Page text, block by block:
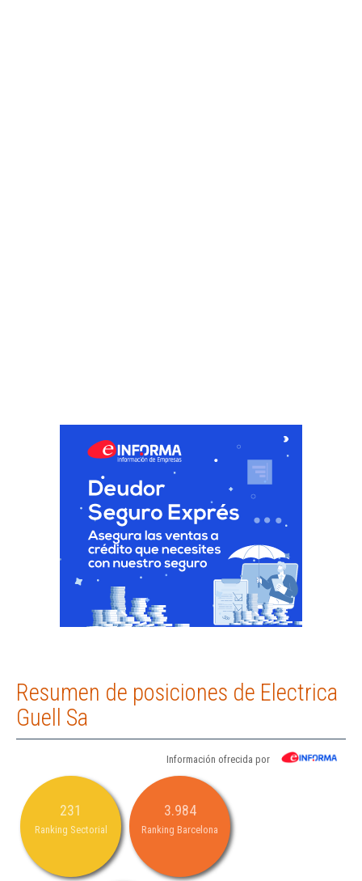
Resumen de posiciones de Electrica
Guell Sa
Información ofrecida por
231
Ranking Sectorial
3.984
Ranking Barcelona